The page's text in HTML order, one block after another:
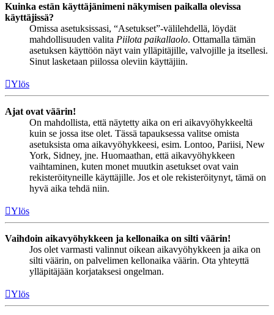
Kuinka estän käyttäjänimeni näkymisen paikalla olevissa
käyttäjissä?
Omissa asetuksissasi, “Asetukset”-välilehdellä, löydät
mahdollisuuden valita Piilota paikallaolo. Ottamalla tämän
asetuksen käyttöön näyt vain ylläpitäjille, valvojille ja itsellesi.
Sinut lasketaan piilossa oleviin käyttäjiin.
Ylös
Ajat ovat väärin!
On mahdollista, että näytetty aika on eri aikavyöhykkeeltä
kuin se jossa itse olet. Tässä tapauksessa valitse omista
asetuksista oma aikavyöhykkeesi, esim. Lontoo, Pariisi, New
York, Sidney, jne. Huomaathan, että aikavyöhykkeen
vaihtaminen, kuten monet muutkin asetukset ovat vain
rekisteröityneille käyttäjille. Jos et ole rekisteröitynyt, tämä on
hyvä aika tehdä niin.
Ylös
Vaihdoin aikavyöhykkeen ja kellonaika on silti väärin!
Jos olet varmasti valinnut oikean aikavyöhykkeen ja aika on
silti väärin, on palvelimen kellonaika väärin. Ota yhteyttä
ylläpitäjään korjataksesi ongelman.
Ylös